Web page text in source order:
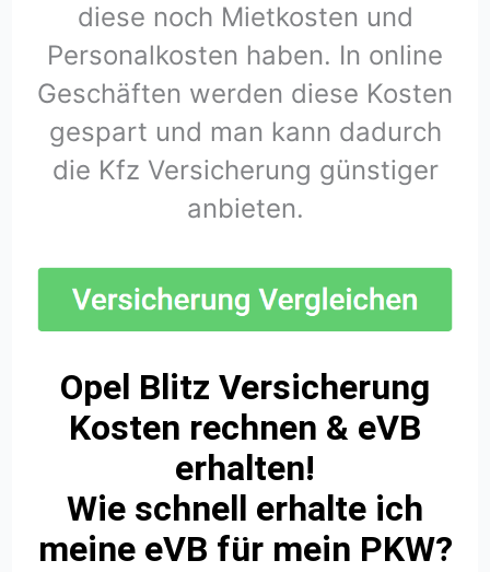
diese noch Mietkosten und
Personalkosten haben. In online
Geschäften werden diese Kosten
gespart und man kann dadurch
die Kfz Versicherung günstiger
anbieten.
Opel Blitz Versicherung
Kosten rechnen & eVB
erhalten!
Wie schnell erhalte ich
meine eVB für mein PKW?